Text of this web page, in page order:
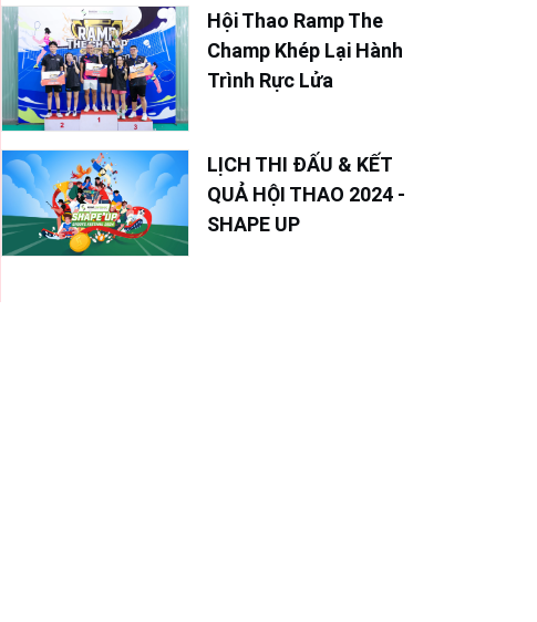
Mẽ”
Hội Thao Ramp The
Champ Khép Lại Hành
Trình Rực Lửa
LỊCH THI ĐẤU & KẾT
QUẢ HỘI THAO 2024 -
SHAPE UP